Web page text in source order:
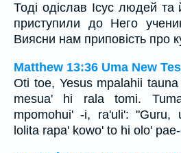
Тоді одіслав Ісус людей
приступили до Него
Виясни нам приповість про
Matthew 13:36 Uma New
Oti toe, Yesus mpalahii
mesua' hi rala tomi.
mpomohui' -i, ra'uli': "Guru,
lolita rapa' kowo' to hi olo'